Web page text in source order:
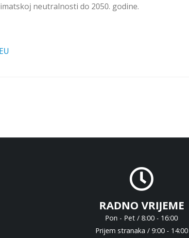
neutralnosti do 2050. godine.
RADNO VRIJEME
Pon - Pet / 8:00 - 16:00
Prijem stranaka / 9:00 - 14:00